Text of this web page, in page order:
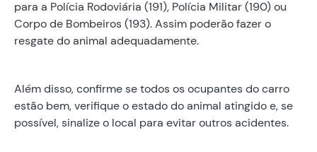
para a Polícia Rodoviária (191), Polícia Militar (190) ou
Corpo de Bombeiros (193). Assim poderão fazer o
resgate do animal adequadamente.
Além disso, confirme se todos os ocupantes do carro
estão bem, verifique o estado do animal atingido e, se
possível, sinalize o local para evitar outros acidentes.